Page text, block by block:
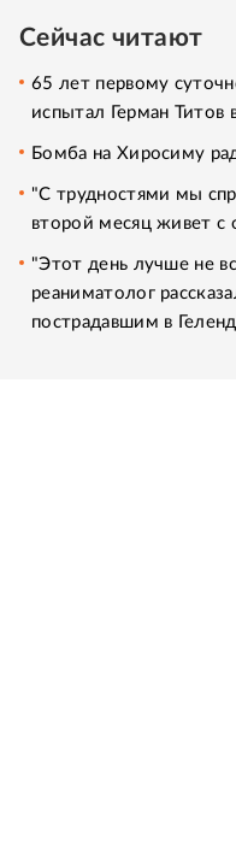
Сейчас читают
65 лет первому
испытал Герман Титов
Бомба на Хиросиму
"С трудностями мы
второй месяц живет с
"Этот день лучше не
реаниматолог
пострадавшим в